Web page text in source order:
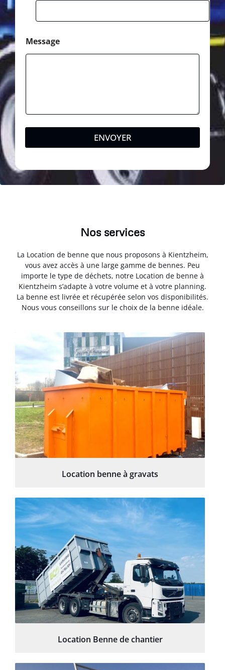
Message
ENVOYER
Nos services
La Location de benne que nous proposons à Kientzheim,
vous avez accès à une large gamme de bennes. Peu
importe le type de déchets, notre Location de benne à
Kientzheim s’adapte à votre volume et à votre planning.
La benne est livrée et récupérée selon vos disponibilités.
Nous vous conseillons sur le choix de la benne idéale.
Location benne à gravats
Location Benne de chantier